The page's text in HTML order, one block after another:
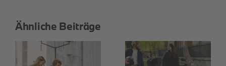
Ähnliche Beiträge